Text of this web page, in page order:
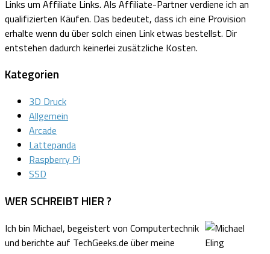
Links um Affiliate Links. Als Affiliate-Partner verdiene ich an
qualifizierten Käufen. Das bedeutet, dass ich eine Provision
erhalte wenn du über solch einen Link etwas bestellst. Dir
entstehen dadurch keinerlei zusätzliche Kosten.
Kategorien
3D Druck
Allgemein
Arcade
Lattepanda
Raspberry Pi
SSD
WER SCHREIBT HIER ?
Ich bin Michael, begeistert von Computertechnik
und berichte auf TechGeeks.de über meine